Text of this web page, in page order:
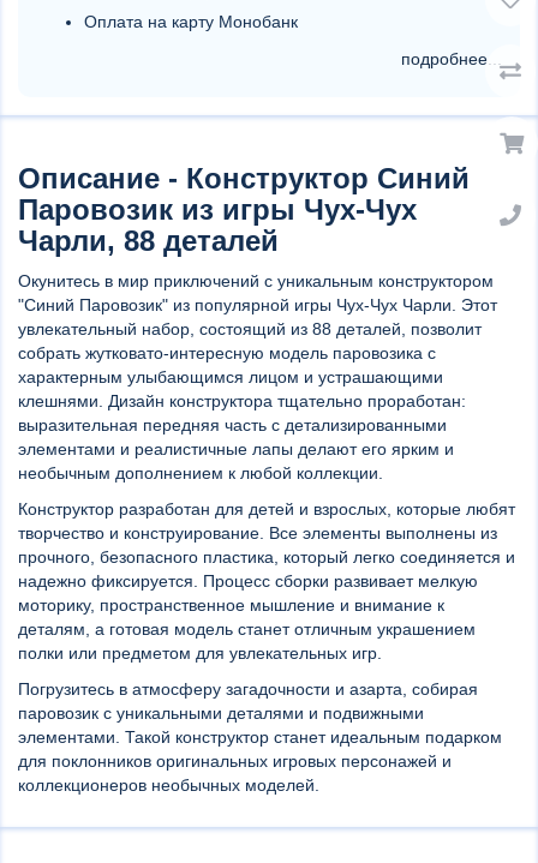
Оплата на карту Монобанк
подробнее...
Описание - Конструктор Синий
Паровозик из игры Чух-Чух
Чарли, 88 деталей
Окунитесь в мир приключений с уникальным конструктором
"Синий Паровозик" из популярной игры Чух-Чух Чарли. Этот
увлекательный набор, состоящий из 88 деталей, позволит
собрать жутковато-интересную модель паровозика с
характерным улыбающимся лицом и устрашающими
клешнями. Дизайн конструктора тщательно проработан:
выразительная передняя часть с детализированными
элементами и реалистичные лапы делают его ярким и
необычным дополнением к любой коллекции.
Конструктор разработан для детей и взрослых, которые любят
творчество и конструирование. Все элементы выполнены из
прочного, безопасного пластика, который легко соединяется и
надежно фиксируется. Процесс сборки развивает мелкую
моторику, пространственное мышление и внимание к
деталям, а готовая модель станет отличным украшением
полки или предметом для увлекательных игр.
Погрузитесь в атмосферу загадочности и азарта, собирая
паровозик с уникальными деталями и подвижными
элементами. Такой конструктор станет идеальным подарком
для поклонников оригинальных игровых персонажей и
коллекционеров необычных моделей.